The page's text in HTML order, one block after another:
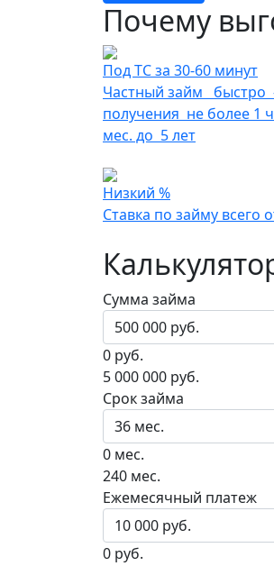
Почему
Под ТС за 30-60 минут
Частный займ
получения не более 1
мес. до 5 лет
Низкий %
Ставка по займу всего
Сумма займа
0 руб.
5 000 000 руб.
Срок займа
0 мес.
240 мес.
Ежемесячный платеж
0 руб.